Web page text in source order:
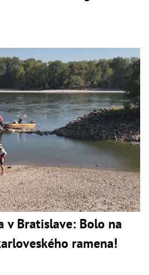
v Bratislave: Bolo na
ramena!